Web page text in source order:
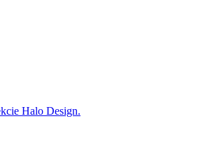
Halo Design.